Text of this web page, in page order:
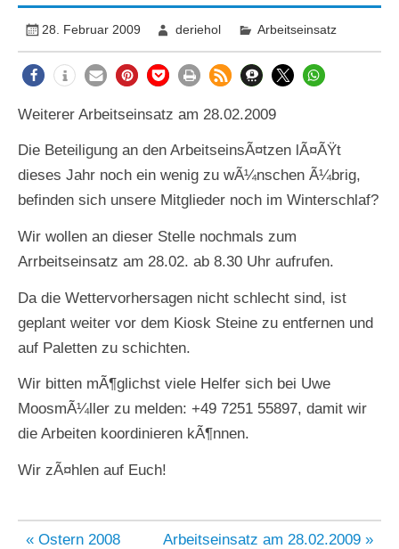
28. Februar 2009 deriehol Arbeitseinsatz
Weiterer Arbeitseinsatz am 28.02.2009
Die Beteiligung an den ArbeitseinsÃ¤tzen lÃ¤ÃŸt
dieses Jahr noch ein wenig zu wÃ¼nschen Ã¼brig,
befinden sich unsere Mitglieder noch im Winterschlaf?
Wir wollen an dieser Stelle nochmals zum
Arrbeitseinsatz am 28.02. ab 8.30 Uhr aufrufen.
Da die Wettervorhersagen nicht schlecht sind, ist
geplant weiter vor dem Kiosk Steine zu entfernen und
auf Paletten zu schichten.
Wir bitten mÃ¶glichst viele Helfer sich bei Uwe
MoosmÃ¼ller zu melden: +49 7251 55897, damit wir
die Arbeiten koordinieren kÃ¶nnen.
Wir zÃ¤hlen auf Euch!
Beitragsnavigation
« Ostern 2008 Arbeitseinsatz am 28.02.2009 »